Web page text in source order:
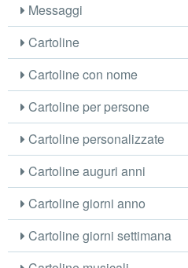
Messaggi
Cartoline
Cartoline con nome
Cartoline per persone
Cartoline personalizzate
Cartoline auguri anni
Cartoline giorni anno
Cartoline giorni settimana